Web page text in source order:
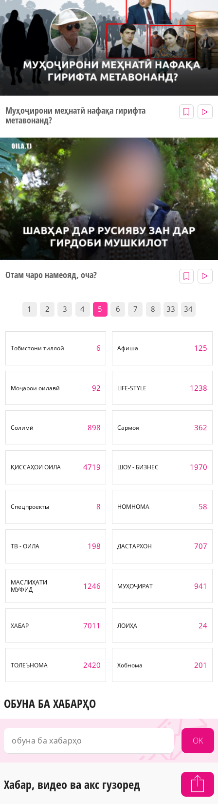
Муҳоҷирони меҳнатӣ нафақа гирифта
метавонанд?
Отам чаро намеояд, оча?
1 2 3 4 5 6 7 8 33 34
Тобистони тиллоӣ 6 Афиша 125
Моҷарои оилавӣ 92 LIFE-STYLE 1238
Солимӣ 898 Сармоя 362
ҚИССАҲОИ ОИЛА 4719 ШОУ - БИЗНЕС 1970
Спецпроекты 8 НОМНОМА 58
ТВ - ОИЛА 198 ДАСТАРХОН 707
МАСЛИҲАТИ
МУФИД
1246 МУҲОҶИРАТ 941
ХАБАР 7011 ЛОИҲА 24
ТОЛЕЪНОМА 2420 Хобнома 201
ОБУНА БА ХАБАРҲО
OK
Хабар, видео ва акс гузоред